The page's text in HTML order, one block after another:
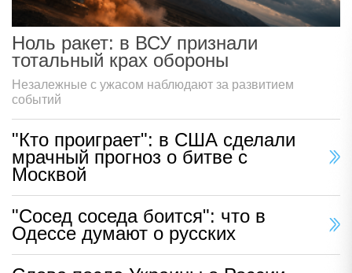
Ноль ракет: в ВСУ признали
тотальный крах обороны
Незалежные с ужасом наблюдают за развитием
событий
"Кто проиграет": в США сделали
мрачный прогноз о битве с
Москвой
"Сосед соседа боится": что в
Одессе думают о русских